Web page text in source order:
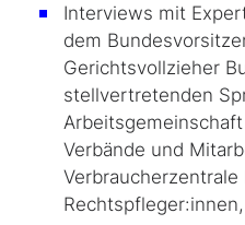
Interviews mit
dem
Gerichtsvollzieher
stellvertretenden
Verbände und
Verbraucherzentrale
Rechtspfleger:innen,